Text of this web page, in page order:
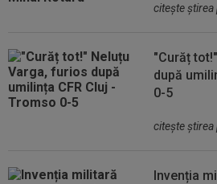
citeşte
"Curăț
după
0-5
citeşte ştirea
Invenția